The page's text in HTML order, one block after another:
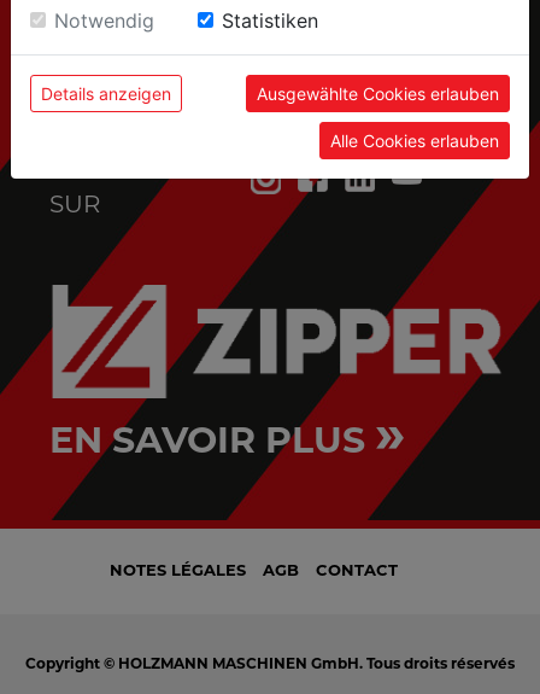
spécialisés !
SUR
EN SAVOIR PLUS »
NOTES LÉGALES AGB CONTACT
Copyright © HOLZMANN MASCHINEN GmbH. Tous droits réservés
Einwilligung zu unseren Cookies.
Notwendig Statistiken
Details anzeigen Ausgewählte Cookies erlauben
Alle Cookies erlauben